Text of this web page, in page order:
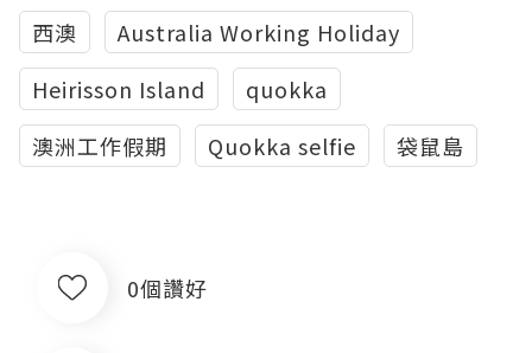
西澳
Australia Working Holiday
Heirisson Island
quokka
澳洲工作假期
Quokka selfie 袋鼠島
0個讚好